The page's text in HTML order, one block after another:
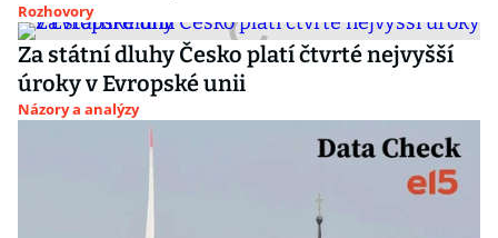
Rozhovory
Za státní dluhy Česko platí čtvrté nejvyšší
úroky v Evropské unii
Názory a analýzy